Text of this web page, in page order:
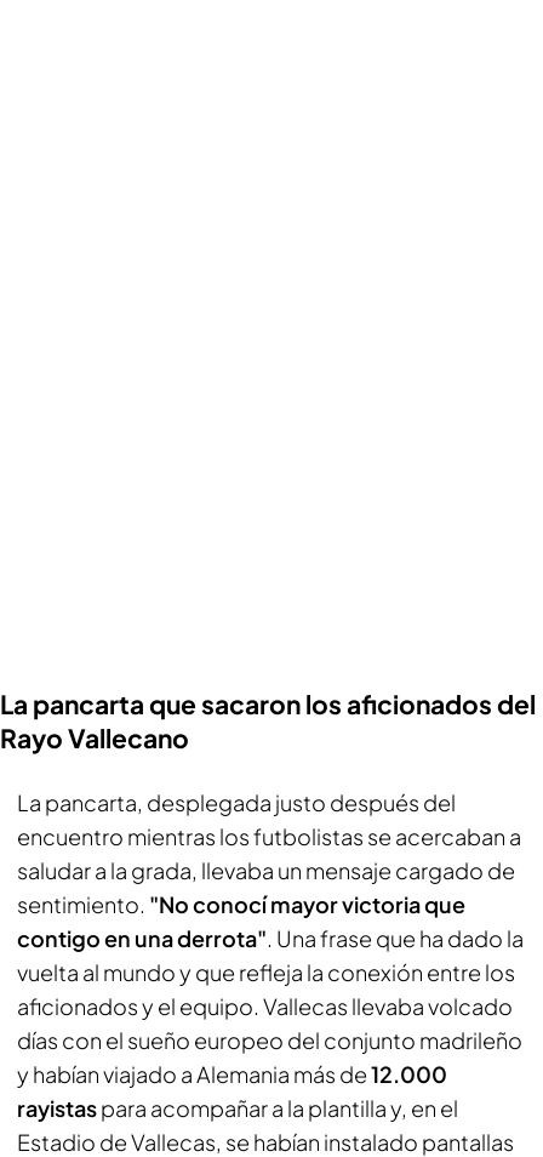
La pancarta que sacaron los aficionados del
Rayo Vallecano
La pancarta, desplegada justo después del
encuentro mientras los futbolistas se acercaban a
saludar a la grada, llevaba un mensaje cargado de
sentimiento. "No conocí mayor victoria que
contigo en una derrota". Una frase que ha dado la
vuelta al mundo y que refleja la conexión entre los
aficionados y el equipo. Vallecas llevaba volcado
días con el sueño europeo del conjunto madrileño
y habían viajado a Alemania más de12.000
rayistaspara acompañar a la plantilla y, en el
Estadio de Vallecas, se habían instalado pantallas